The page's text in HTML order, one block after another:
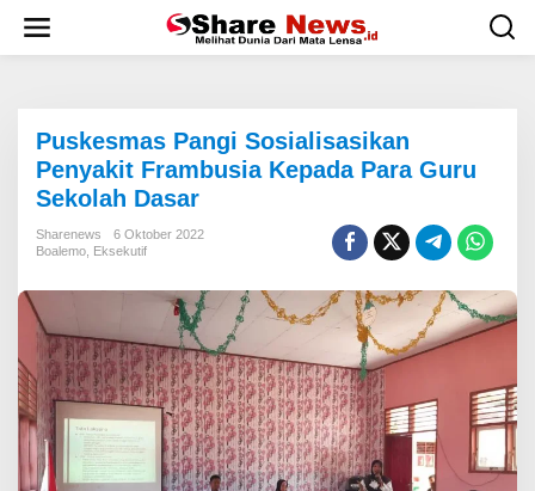
w
Puskesmas Pangi Sosialisasikan
Penyakit Frambusia Kepada Para Guru
Sekolah Dasar
Sharenews
6 Oktober 2022
Boalemo Eksekutif